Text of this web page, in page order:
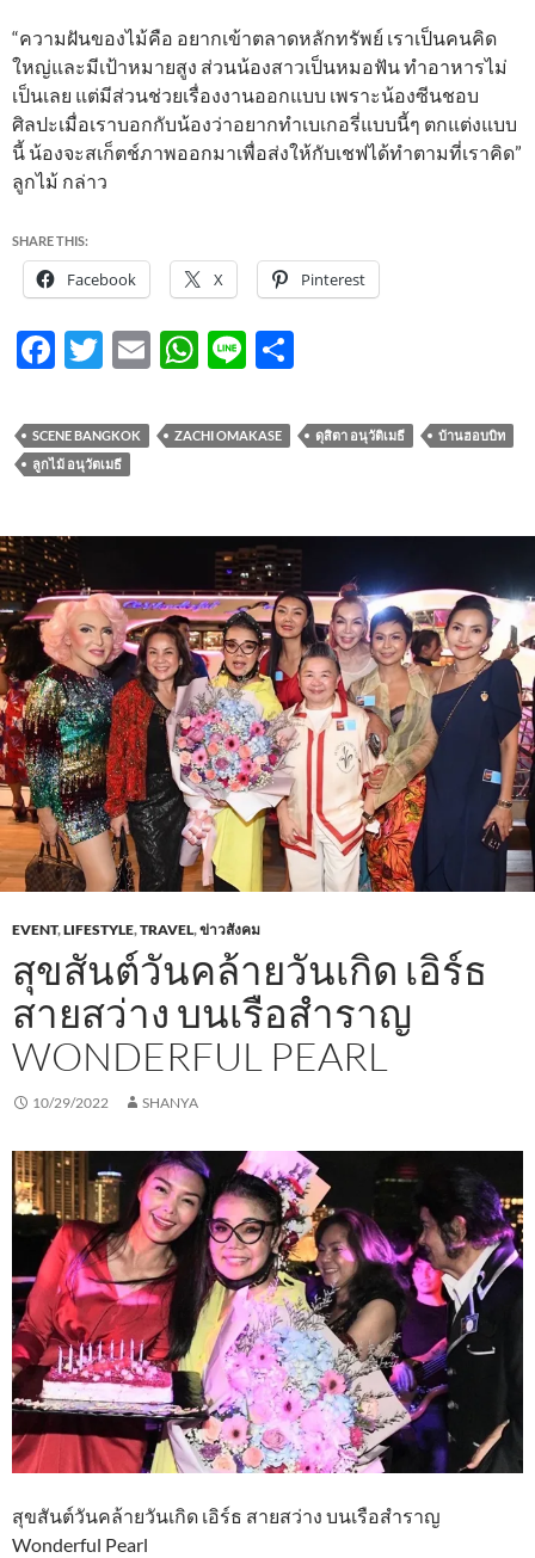
“ความฝันของไม้คือ อยากเข้าตลาดหลักทรัพย์ เราเป็นคนคิด
ใหญ่และมีเป้าหมายสูง ส่วนน้องสาวเป็นหมอฟัน ทำอาหารไม่
เป็นเลย แต่มีส่วนช่วยเรื่องงานออกแบบ เพราะน้องซีนชอบ
ศิลปะเมื่อเราบอกกับน้องว่าอยากทำเบเกอรี่แบบนี้ๆ ตกแต่งแบบ
นี้ น้องจะสเก็ตช์ภาพออกมาเพื่อส่งให้กับเชฟได้ทำตามที่เราคิด”
ลูกไม้ กล่าว
SHARE THIS:
Facebook X Pinterest
F
e
b
o
k
T
itt
er
E
ail
W
at
s
p
p
Li
e
ar
e
SCENE BANGKOK ZACHI OMAKASE ดุสิตา อนุวัติเมธี
บ้านฮอบบิท
ลูกไม้ อนุวัตเมธี
EVENT,LIFESTYLE,TRAVEL,ข่าวสังคม
สุขสันต์วันคล้ายวันเกิด เอิร์ธ
สายสว่าง บนเรือสำราญ
WONDERFUL PEARL
10/29/2022 SHANYA
สุขสันต์วันคล้ายวันเกิด เอิร์ธ สายสว่าง บนเรือสำราญ
Wonderful Pearl